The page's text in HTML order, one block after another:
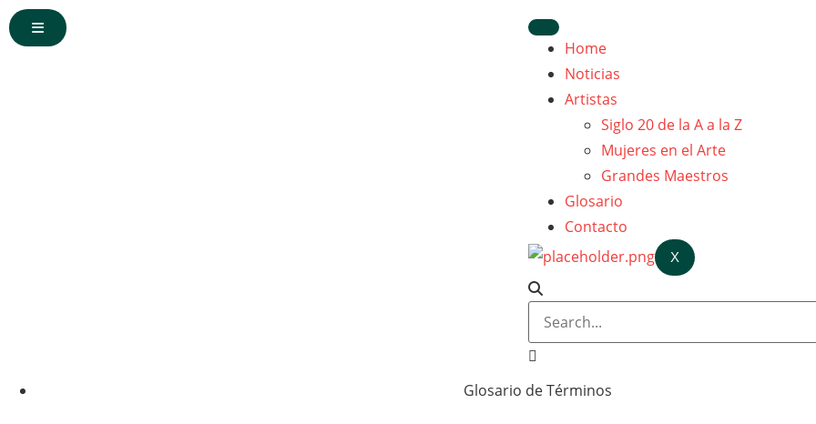
Home
Noticias
Artistas
Siglo 20 de la A a la Z
Mujeres en el Arte
Grandes Maestros
Glosario
Contacto
X
Glosario de Términos